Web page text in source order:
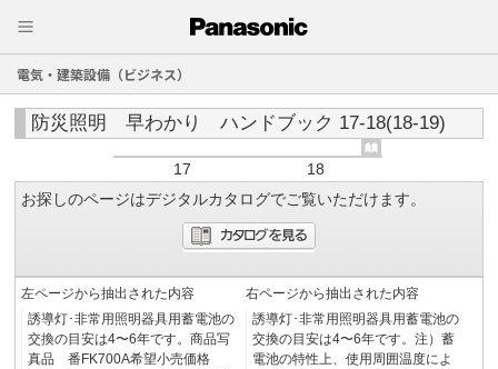
電気・建築設備（ビジネス）
防災照明 早わかり ハンドブック 17-18(18-19)
17
18
お探しのページはデジタルカタログでご覧いただけます。
左ページから抽出された内容
誘導灯･非常用照明器具用蓄電池の
交換の目安は4〜6年です。商品写
真品 番FK700A希望小売価格
右ページから抽出された内容
誘導灯･非常用照明器具用蓄電池の
交換の目安は4〜6年です。注）蓄
電池の特性上、使用周囲温度によ